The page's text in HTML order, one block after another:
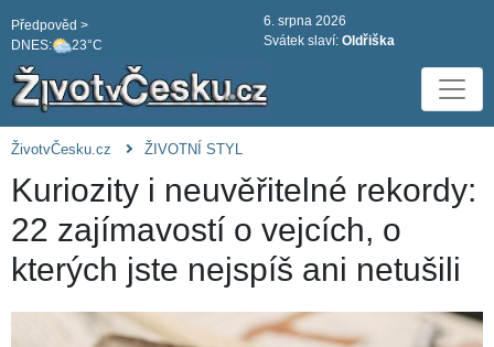
DNES: 23°C
Předpověd >
6. srpna 2026
Svátek slaví: Oldřiška
ŽivotvČesku.cz ŽIVOTNÍ STYL
Kuriozity i neuvěřitelné rekordy:
22 zajímavostí o vejcích, o
kterých jste nejspíš ani netušili